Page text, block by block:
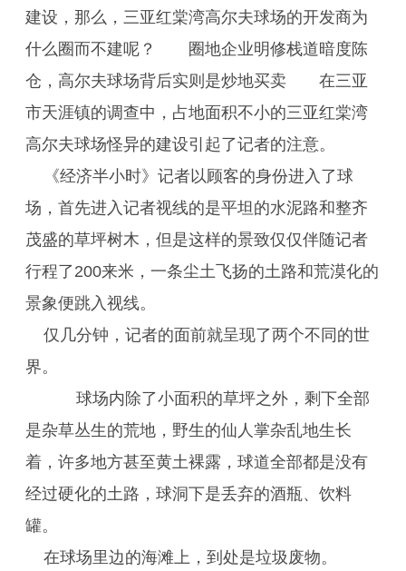
建设，那么，三亚红棠湾高尔夫球场的开发商为
什么圈而不建呢？ 圈地企业明修栈道暗度陈
仓，高尔夫球场背后实则是炒地买卖 在三亚
市天涯镇的调查中，占地面积不小的三亚红棠湾
高尔夫球场怪异的建设引起了记者的注意。
《经济半小时》记者以顾客的身份进入了球
场，首先进入记者视线的是平坦的水泥路和整齐
茂盛的草坪树木，但是这样的景致仅仅伴随记者
行程了200来米，一条尘土飞扬的土路和荒漠化的
景象便跳入视线。
仅几分钟，记者的面前就呈现了两个不同的世
界。
球场内除了小面积的草坪之外，剩下全部
是杂草丛生的荒地，野生的仙人掌杂乱地生长
着，许多地方甚至黄土裸露，球道全部都是没有
经过硬化的土路，球洞下是丢弃的酒瓶、饮料
罐。
在球场里边的海滩上，到处是垃圾废物。